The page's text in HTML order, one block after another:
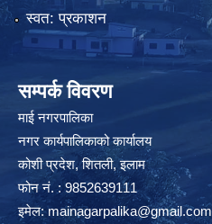
स्वत: प्रकाशन
सम्पर्क विवरण
माई नगरपालिका
नगर कार्यपालिकाको कार्यालय
कोशी प्रदेश, शितली, इलाम
फोन नं. : 9852639111
इमेल:mainagarpalika@gmail.com